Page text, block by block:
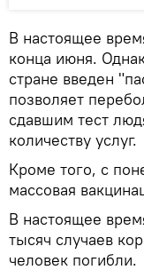
В настоящее
конца июня.
стране введен
позволяет
сдавшим тест
количеству услуг.
Кроме того, с
массовая
В настоящее
тысяч случаев
человек погибли.